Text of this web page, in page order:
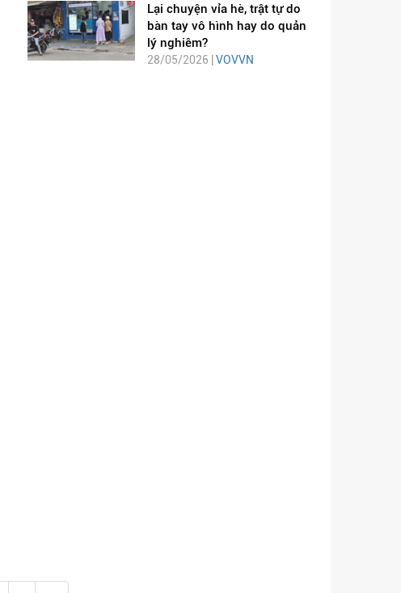
Lại chuyện vỉa hè, trật tự do
bàn tay vô hình hay do quản
lý nghiêm?
28/05/2026 | VOVVN